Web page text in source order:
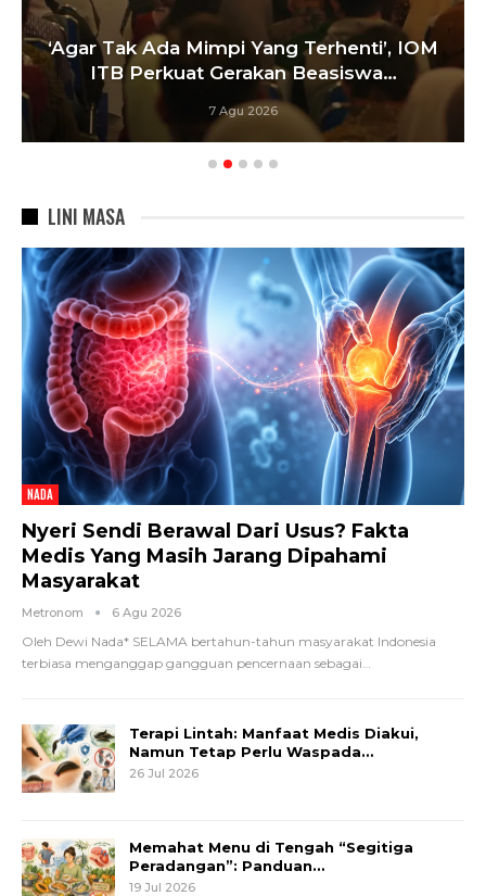
‘Agar Tak Ada Mimpi Yang Terhenti’, IOM
ITB Perkuat Gerakan Beasiswa…
7 Agu 2026
LINI MASA
NADA
Nyeri Sendi Berawal Dari Usus? Fakta
Medis Yang Masih Jarang Dipahami
Masyarakat
Metronom 6 Agu 2026
Oleh Dewi Nada* SELAMA bertahun-tahun masyarakat Indonesia
terbiasa menganggap gangguan pencernaan sebagai
Terapi Lintah: Manfaat Medis Diakui,
Namun Tetap Perlu Waspada…
26 Jul 2026
Memahat Menu di Tengah “Segitiga
Peradangan”: Panduan…
19 Jul 2026